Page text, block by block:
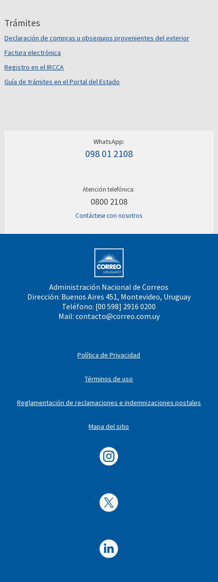
Trámites
Declaración de compras u obsequios provenientes del exterior
Factura electrónica
Registro en el IRCCA
Guía de trámites en el Portal del Estado
WhatsApp:
098 01 2108
Atención telefónica:
0800 2108
Contáctese con nosotros
Administración Nacional de Correos
Dirección: Buenos Aires 451, Montevideo, Uruguay
Teléfono: [00 598] 2916 0200
Mail: contacto@correo.com.uy
Política de Privacidad
Términos de uso
Reglamentación de reclamaciones e indemnizaciones postales
Mapa del sitio